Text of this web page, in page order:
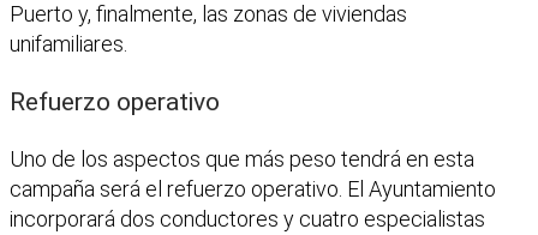
Puerto y, finalmente, las zonas de viviendas
unifamiliares.
Refuerzo operativo
Uno de los aspectos que más peso tendrá en esta
campaña será el refuerzo operativo. El Ayuntamiento
incorporará dos conductores y cuatro especialistas